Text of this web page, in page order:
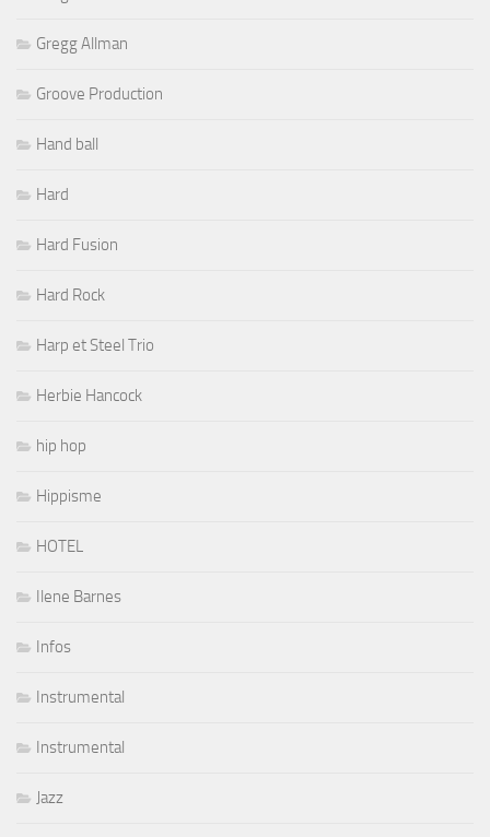
Gregg Allman
Groove Production
Hand ball
Hard
Hard Fusion
Hard Rock
Harp et Steel Trio
Herbie Hancock
hip hop
Hippisme
HOTEL
Ilene Barnes
Infos
Instrumental
Instrumental
Jazz